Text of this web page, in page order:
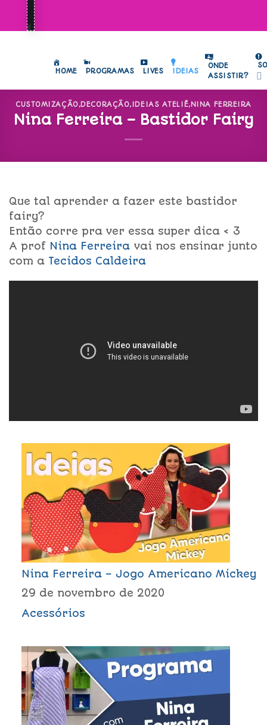
HOME PROGRAMAS LIVES IDEIAS
ONDE
ASSISTIR?
CUSTOMIZAÇÃO,DECORAÇÃO, IDEIAS ATELIÊ,NINA FERREIRA
Nina Ferreira – Bastidor Fairy
Que tal aprender a fazer este bastidor
fairy?
Então corre pra ver essa super dica < 3
A prof Nina Ferreira vai nos ensinar junto
com a Tecidos Caldeira
Nina Ferreira – Jogo Americano Mickey
29 de novembro de 2020
Acessórios